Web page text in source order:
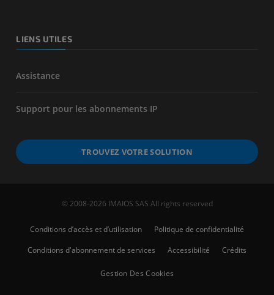
LIENS UTILES
Assistance
Support pour les abonnements IP
TROUVEZ VOTRE SOLUTION
© 2008-2026 IMAIOS SAS All rights reserved
Conditions d’accès et d’utilisation
Politique de confidentialité
Conditions d'abonnement de services
Accessibilité Crédits
Gestion Des Cookies